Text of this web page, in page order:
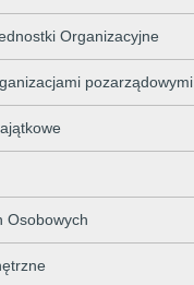
Organizacyjne
pozarządowymi
Osobowych